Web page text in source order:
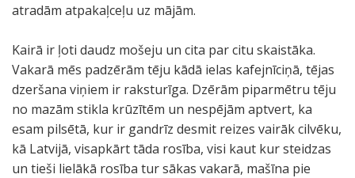
atradām atpakaļceļu uz mājām.
Kairā ir ļoti daudz mošeju un cita par citu skaistāka.
Vakarā mēs padzērām tēju kādā ielas kafejnīciņā, tējas
dzeršana viņiem ir raksturīga. Dzērām piparmētru tēju
no mazām stikla krūzītēm un nespējām aptvert, ka
esam pilsētā, kur ir gandrīz desmit reizes vairāk cilvēku,
kā Latvijā, visapkārt tāda rosība, visi kaut kur steidzas
un tieši lielākā rosība tur sākas vakarā, mašīna pie